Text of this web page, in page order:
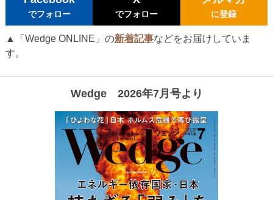
でフォロー でフォロー に登録
▲「Wedge ONLINE」の新着記事などをお届けしていま
す。
Wedge 2026年7月号より